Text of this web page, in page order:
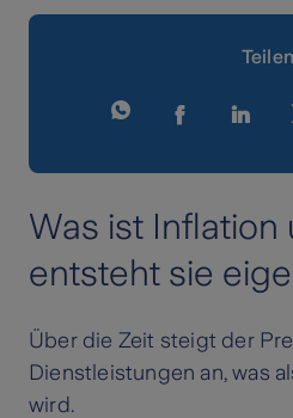
Teilen
Was ist Inflation
entsteht sie
Über die Zeit steigt der
Dienstleistungen an, was
wird.